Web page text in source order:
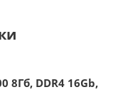
8Гб, DDR4 16Gb,